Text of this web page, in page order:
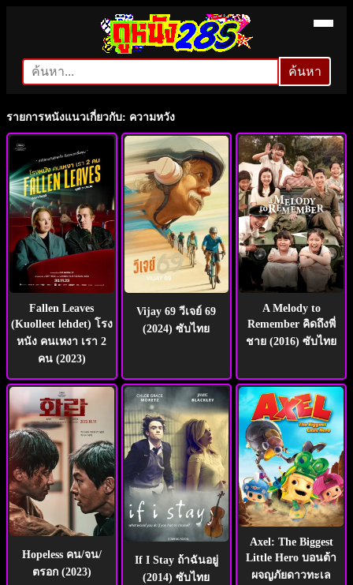
ค้นหา
ค้นหา
รายการหนังแนวเกี่ยวกับ: ความหวัง
Fallen Leaves
(Kuolleet lehdet) โรง
หนัง คนเหงา เรา 2
คน (2023)
Vijay 69 วีเจย์ 69
(2024) ซับไทย
A Melody to
Remember คิดถึงพี่
ชาย (2016) ซับไทย
Hopeless คน/จน/
ตรอก (2023)
If I Stay ถ้าฉันอยู่
(2014) ซับไทย
Axel: The Biggest
Little Hero บอนต้า
ผจญภัยดาวทะเล